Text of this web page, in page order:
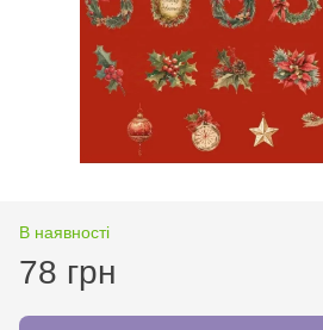
В наявності
78 грн